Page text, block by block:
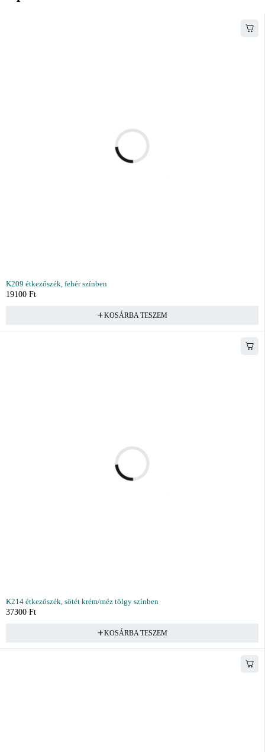
K209 étkezőszék, fehér színben
19100 Ft
KOSÁRBA TESZEM
K214 étkezőszék, sötét krém/méz tölgy színben
37300 Ft
KOSÁRBA TESZEM